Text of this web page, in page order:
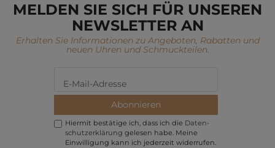
MELDEN SIE SICH FÜR UNSEREN
NEWSLETTER AN
Erhalten Sie Informationen zu Angeboten, Rabatten und
neuen Uhren und Schmuckteilen.
Abonnieren
Hiermit bestätige ich, dass ich die Daten­
schutz­erklärung gelesen habe. Meine
Einwilligung kann ich jederzeit widerrufen.